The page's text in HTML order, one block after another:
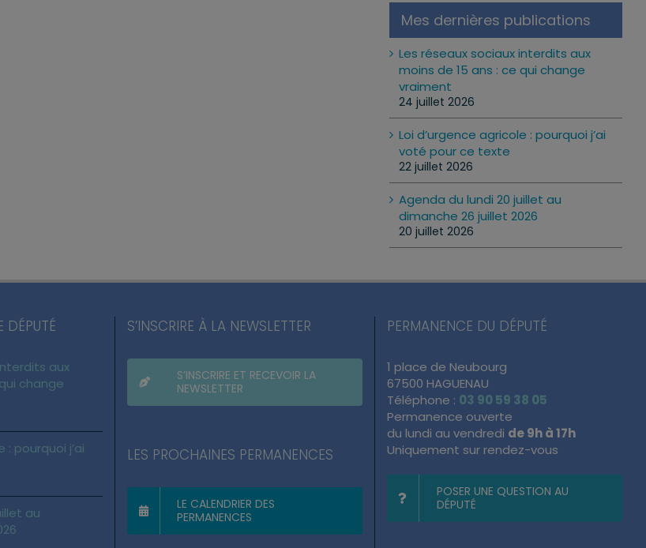
Mes dernières publications
Les réseaux sociaux interdits aux
moins de 15 ans : ce qui change
vraiment
24 juillet 2026
Loi d’urgence agricole : pourquoi j’ai
voté pour ce texte
22 juillet 2026
Agenda du lundi 20 juillet au
dimanche 26 juillet 2026
20 juillet 2026
DÉPUTÉ
aux
change
: pourquoi j’ai
au
S’INSCRIRE À LA NEWSLETTER
S’INSCRIRE ET RECEVOIR LA
NEWSLETTER
LES PROCHAINES PERMANENCES
LE CALENDRIER DES
PERMANENCES
PERMANENCE DU DÉPUTÉ
1 place de Neubourg
67500 HAGUENAU
Téléphone : 03 90 59 38 05
Permanence ouverte
du lundi au vendredi de 9h à 17h
Uniquement sur rendez-vous
POSER UNE QUESTION AU
DÉPUTÉ